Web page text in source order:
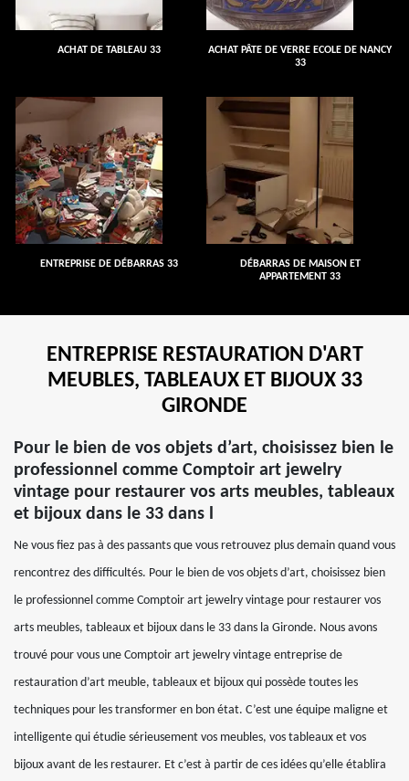
ACHAT DE TABLEAU 33
ACHAT PÂTE DE VERRE ECOLE DE NANCY
33
ENTREPRISE DE DÉBARRAS 33
DÉBARRAS DE MAISON ET
APPARTEMENT 33
ENTREPRISE RESTAURATION D'ART
MEUBLES, TABLEAUX ET BIJOUX 33
GIRONDE
Pour le bien de vos objets d’art, choisissez bien le
professionnel comme Comptoir art jewelry
vintage pour restaurer vos arts meubles, tableaux
et bijoux dans le 33 dans l
Ne vous fiez pas à des passants que vous retrouvez plus demain quand vous
rencontrez des difficultés. Pour le bien de vos objets d’art, choisissez bien
le professionnel comme Comptoir art jewelry vintage pour restaurer vos
arts meubles, tableaux et bijoux dans le 33 dans la Gironde. Nous avons
trouvé pour vous une Comptoir art jewelry vintage entreprise de
restauration d’art meuble, tableaux et bijoux qui possède toutes les
techniques pour les transformer en bon état. C’est une équipe maligne et
intelligente qui étudie sérieusement vos meubles, vos tableaux et vos
bijoux avant de les restaurer. Et c’est à partir de ces idées qu’elle établira